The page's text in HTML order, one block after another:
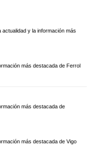
y la información más
más destacada de Ferrol
más destacada de
más destacada de Vigo